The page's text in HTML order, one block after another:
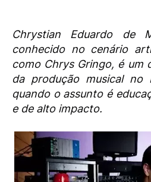
Chrystian Eduardo de
conhecido no cenário
como Chrys Gringo, é um
da produção musical no
quando o assunto é
e de alto impacto.